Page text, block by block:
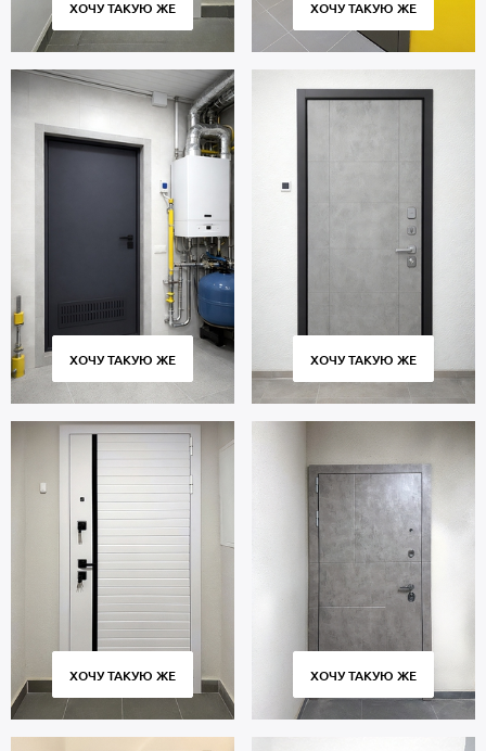
Москвы и МО, профессиональный монтаж. Гарантийный период
5 лет.
ХОЧУ ТАКУЮ ЖЕ
ХОЧУ ТАКУЮ ЖЕ
ХОЧУ ТАКУЮ ЖЕ
ХОЧУ ТАКУЮ ЖЕ
ХОЧУ ТАКУЮ ЖЕ
ХОЧУ ТАКУЮ ЖЕ